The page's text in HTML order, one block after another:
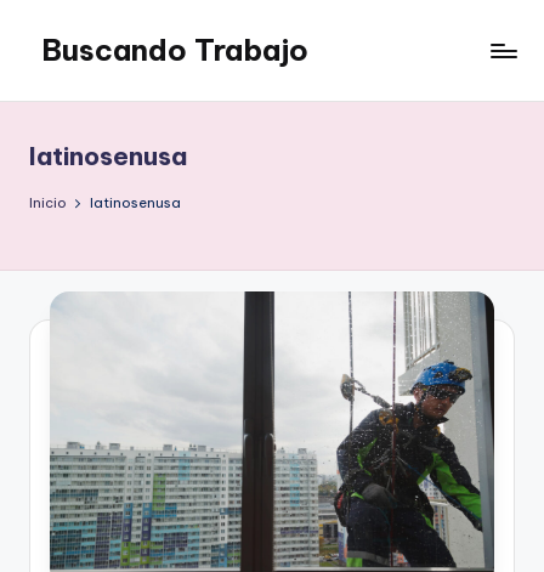
Saltar
contenido
Buscando Trabajo
latinosenusa
Inicio latinosenusa